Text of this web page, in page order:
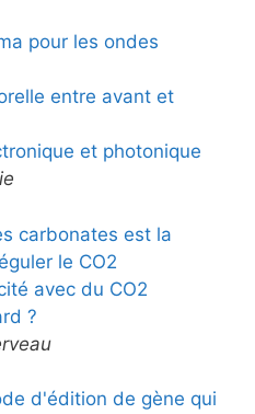
pour les ondes
entre avant et
et photonique
carbonates est la
le CO2
avec du CO2
?
d'édition de gène qui